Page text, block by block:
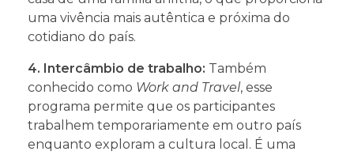
uma vivência mais autêntica e próxima do
cotidiano do país.
4. Intercâmbio de trabalho: Também
conhecido como Work and Travel, esse
programa permite que os participantes
trabalhem temporariamente em outro país
enquanto exploram a cultura local. É uma